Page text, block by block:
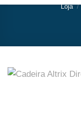
Loja /